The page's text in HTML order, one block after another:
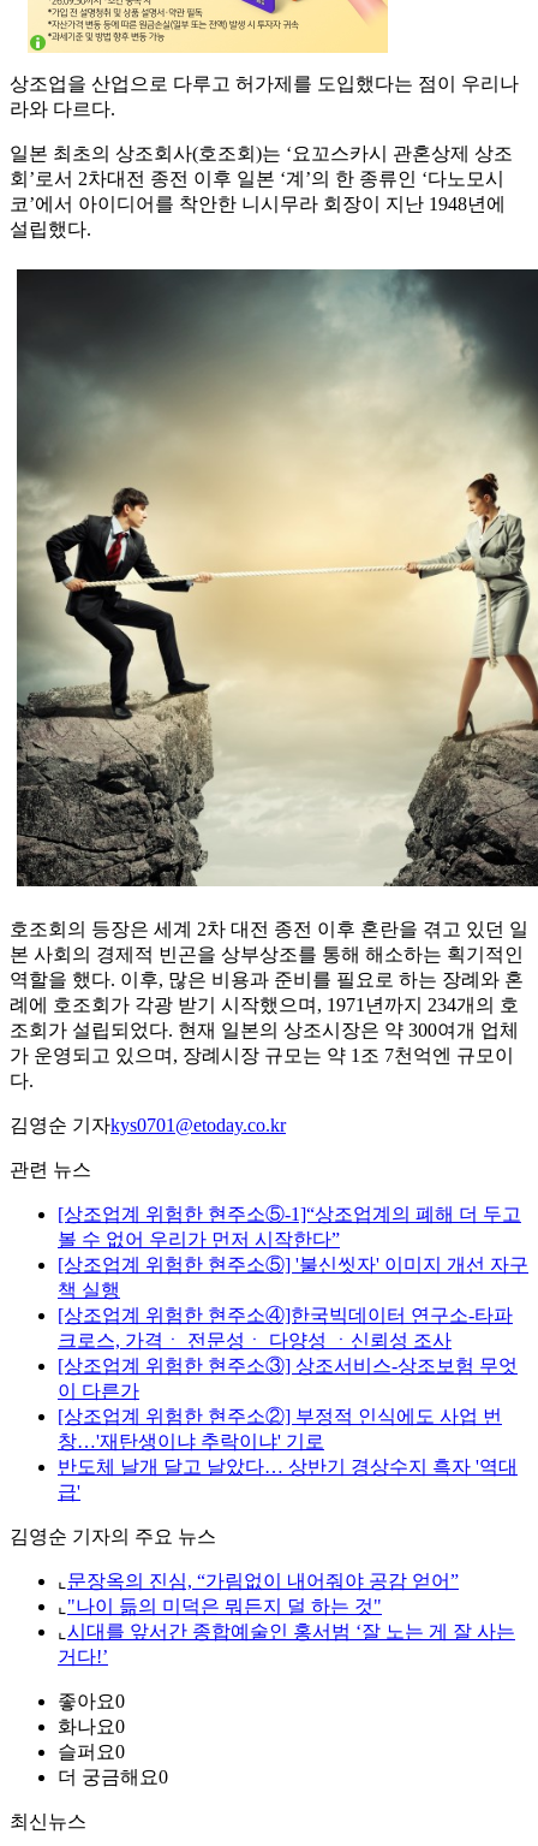
상조업을 산업으로 다루고 허가제를 도입했다는 점이 우리나
라와 다르다.
일본 최초의 상조회사(호조회)는 ‘요꼬스카시 관혼상제 상조
회’로서 2차대전 종전 이후 일본 ‘계’의 한 종류인 ‘다노모시
코’에서 아이디어를 착안한 니시무라 회장이 지난 1948년에
설립했다.
호조회의 등장은 세계 2차 대전 종전 이후 혼란을 겪고 있던 일
본 사회의 경제적 빈곤을 상부상조를 통해 해소하는 획기적인
역할을 했다. 이후, 많은 비용과 준비를 필요로 하는 장례와 혼
례에 호조회가 각광 받기 시작했으며, 1971년까지 234개의 호
조회가 설립되었다. 현재 일본의 상조시장은 약 300여개 업체
가 운영되고 있으며, 장례시장 규모는 약 1조 7천억엔 규모이
다.
김영순 기자kys0701@etoday.co.kr
관련 뉴스
[상조업계 위험한 현주소⑤-1]“상조업계의 폐해 더 두고
볼 수 없어 우리가 먼저 시작한다”
[상조업계 위험한 현주소⑤] '불신씻자' 이미지 개선 자구
책 실행
[상조업계 위험한 현주소④]한국빅데이터 연구소-타파
크로스, 가격ㆍ 전문성ㆍ 다양성 ㆍ신뢰성 조사
[상조업계 위험한 현주소③] 상조서비스-상조보험 무엇
이 다른가
[상조업계 위험한 현주소②] 부정적 인식에도 사업 번
창…'재탄생이냐 추락이냐' 기로
반도체 날개 달고 날았다… 상반기 경상수지 흑자 '역대
급'
김영순 기자의 주요 뉴스
⌞ 문장옥의 진심, “가림없이 내어줘야 공감 얻어”
⌞ "나이 듦의 미덕은 뭐든지 덜 하는 것"
⌞ 시대를 앞서간 종합예술인 홍서범 ‘잘 노는 게 잘 사는
거다!’
좋아요0
화나요0
슬퍼요0
더 궁금해요0
최신뉴스